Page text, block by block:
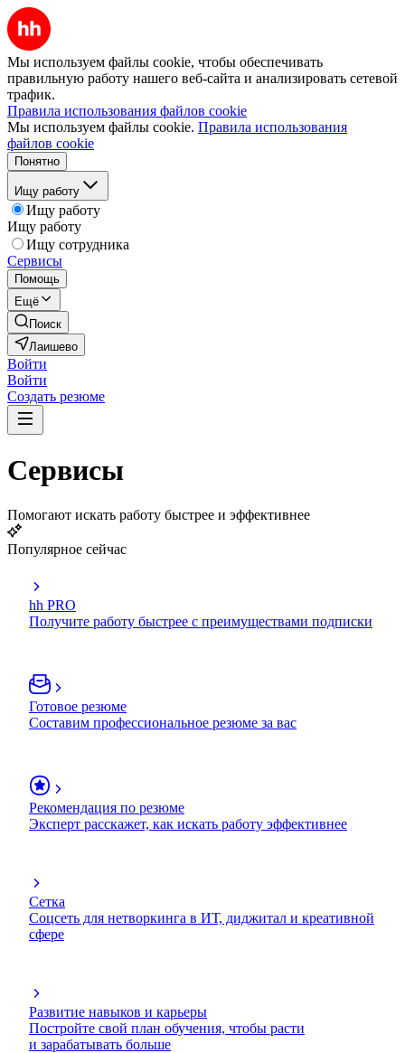
Мы используем файлы cookie, чтобы обеспечивать
правильную работу нашего веб-сайта и анализировать сетевой
трафик.
Правила использования файлов cookie
Мы используем файлы cookie. Правила использования
файлов cookie
Понятно
Ищу работу
Ищу работу
Ищу работу
Ищу сотрудника
Сервисы
Помощь
Ещё
Поиск
Лаишево
Войти
Войти
Создать резюме
Сервисы
Помогают искать работу быстрее и эффективнее
Популярное сейчас
hh PRO
Получите работу быстрее с преимуществами подписки
Готовое резюме
Составим профессиональное резюме за вас
Рекомендация по резюме
Эксперт расскажет, как искать работу эффективнее
Сетка
Соцсеть для нетворкинга в ИТ, диджитал и креативной
сфере
Развитие навыков и карьеры
Постройте свой план обучения, чтобы расти
и зарабатывать больше